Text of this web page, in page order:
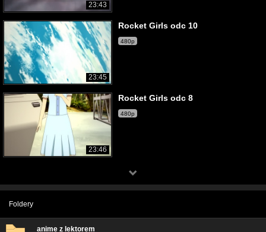
23:43
23:45
Rocket Girls odc 10
480p
23:46
Rocket Girls odc 8
480p
Foldery
anime z lektorem